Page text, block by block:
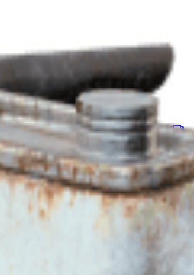
Odredi Događaji na karti Predmeti